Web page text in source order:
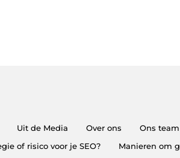
Uit de Media Over ons Ons team
of risico voor je SEO?
Manieren om